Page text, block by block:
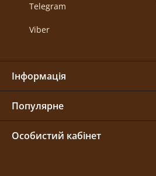
Telegram
Viber
Інформація
Популярне
Особистий кабінет